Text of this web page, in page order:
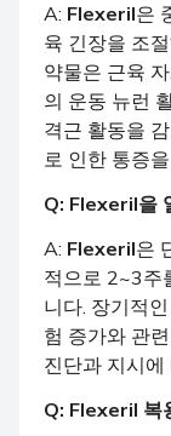
A: Flexeril은
육 긴장을 조
약물은 근육
의 운동 뉴런
격근 활동을
로 인한 통증
Q: Flexeril을
A: Flexeril은
적으로 2~3주
니다. 장기적
험 증가와 관
진단과 지시에
Q: Flexeril 복